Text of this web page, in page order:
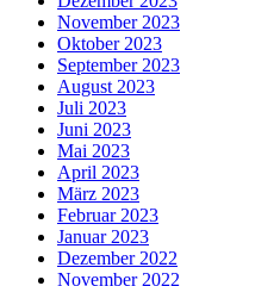
November 2023
Oktober 2023
September 2023
August 2023
Juli 2023
Juni 2023
Mai 2023
April 2023
März 2023
Februar 2023
Januar 2023
Dezember 2022
November 2022